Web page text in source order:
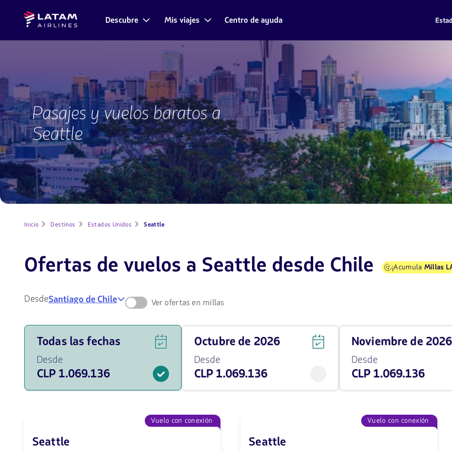
contenido
principal.
Navegación
secciones
Latam
Airlines
Descubre Mis viajes Centro de ayuda
Vuelos
a
Seattle
Pasajes y vuelos baratos a
Seattle
Inicio Destinos Estados Unidos Seattle
Ofertas de vuelos a Seattle desde Chile ¡Acumula Millas
DesdeSantiago de Chile Ver ofertas en millas
Ver
ofertas
de
vuelos
para
las
Todas las fechas
Desde
CLP 1.069.136
Viaja
en
octubre
de
2026
1069136
octubre de 2026
Desde
CLP 1.069.136
Viaja
en
noviembre
de
2026
1069136
noviembre de 2026
Desde
CLP 1.069.136
Vuelo con conexión
Seattle
Vuelo con conexión
Seattle